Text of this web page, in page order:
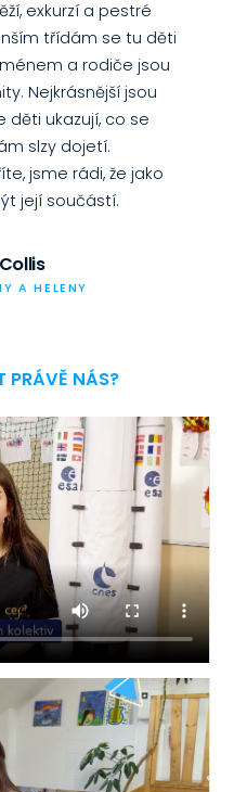
A HELENY
exkurzí a pestré
třídám se tu děti
a rodiče jsou
Nejkrásnější jsou
děti ukazují, co se
slzy dojetí.
jsme rádi, že jako
její součástí.
A MII
s radostí do školy a
zábava.
Chlandová
A MATYÁŠE
potřebám
aktivity jsou
doplňována
a workshopy a
znalostí. Děti
tak i v týmu.
ELLY
myšlením a
DĚKUJEME!!!!
A VIKTORA
mě do své online
ho ale zklidnila
(je skvělá) a
dálku. U obou kluků
od zahájení online
režim. Díky za to!
PRÁVĚ NÁS?